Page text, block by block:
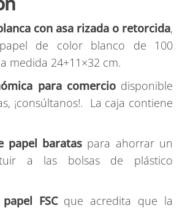
con asa rizada o retorcida,
de color blanco de 100
medida 24+11×32 cm.
para comerciodisponible
¡consúltanos!. La caja contiene
papel baratas para ahorrar un
a las bolsas de plástico
papel FSCque acredita que la